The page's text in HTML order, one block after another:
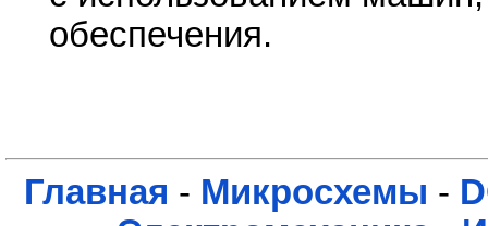
обеспечения.
Главная - Микросхемы -